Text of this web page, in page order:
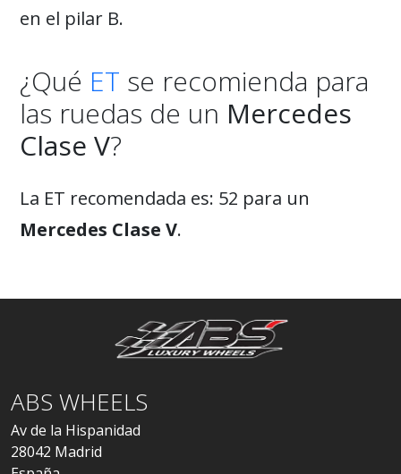
en el pilar B.
¿Qué ET se recomienda para
las ruedas de un Mercedes
Clase V?
La ET recomendada es: 52 para un
Mercedes Clase V.
ABS WHEELS
Av de la Hispanidad
28042 Madrid